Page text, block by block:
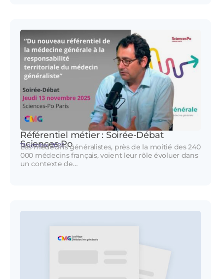
Référentiel métier : Soirée-Débat
Sciences Po
13 octobre 2025
Les médecins généralistes, près de la moitié des 240
000 médecins français, voient leur rôle évoluer dans
un contexte de…